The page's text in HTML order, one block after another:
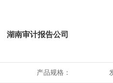
湖南审计报告公司
产品规格：